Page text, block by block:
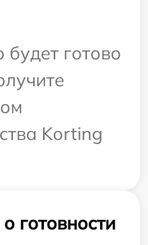
будет готово
Korting
готовности